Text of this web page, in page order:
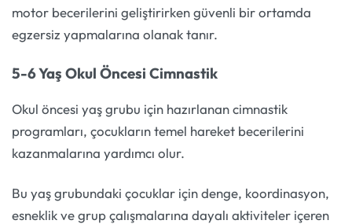
motor becerilerini geliştirirken güvenli bir ortamda
egzersiz yapmalarına olanak tanır.
5-6 Yaş Okul Öncesi Cimnastik
Okul öncesi yaş grubu için hazırlanan cimnastik
programları, çocukların temel hareket becerilerini
kazanmalarına yardımcı olur.
Bu yaş grubundaki çocuklar için denge, koordinasyon,
esneklik ve grup çalışmalarına dayalı aktiviteler içeren